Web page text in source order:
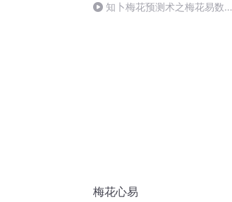
知卜梅花预测术之梅花易数深
梅花心易